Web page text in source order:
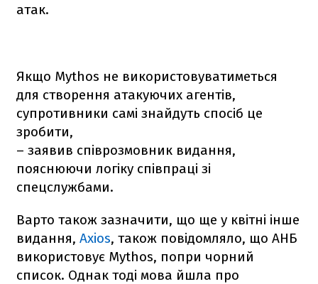
атак.
Якщо Mythos не використовуватиметься
для створення атакуючих агентів,
супротивники самі знайдуть спосіб це
зробити,
– заявив співрозмовник видання,
пояснюючи логіку співпраці зі
спецслужбами.
Варто також зазначити, що ще у квітні інше
видання, Axios, також повідомляло, що АНБ
використовує Mythos, попри чорний
список. Однак тоді мова йшла про